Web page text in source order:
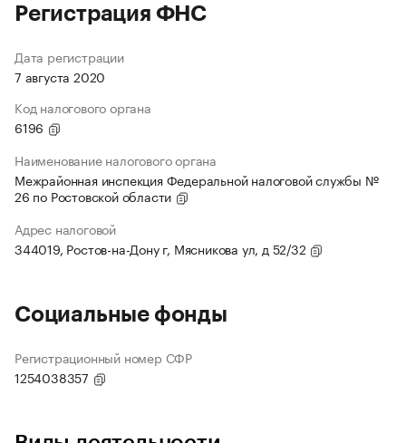
Регистрация ФНС
Дата регистрации
7 августа 2020
Код налогового органа
6196
Наименование налогового органа
Межрайонная инспекция Федеральной налоговой службы №
26 по Ростовской области
Адрес налоговой
344019, Ростов-на-Дону г, Мясникова ул, д 52/32
Социальные фонды
Регистрационный номер СФР
1254038357